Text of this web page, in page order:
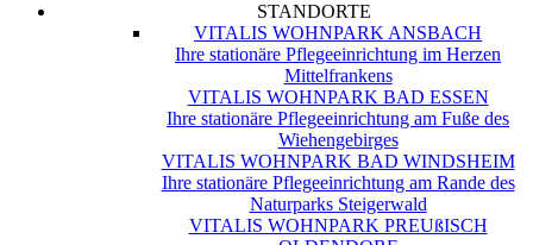
STANDORTE
VITALIS WOHNPARK ANSBACH
Ihre stationäre Pflegeeinrichtung im Herzen
Mittelfrankens
VITALIS WOHNPARK BAD ESSEN
Ihre stationäre Pflegeeinrichtung am Fuße des
Wiehengebirges
VITALIS WOHNPARK BAD WINDSHEIM
Ihre stationäre Pflegeeinrichtung am Rande des
Naturparks Steigerwald
VITALIS WOHNPARK PREUßISCH